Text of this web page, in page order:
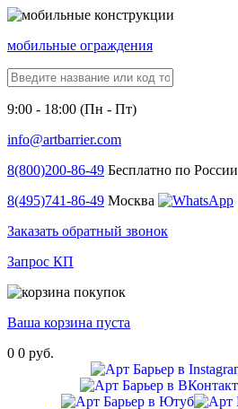
мобильные ограждения
9:00 - 18:00 (Пн - Пт)
info@artbarrier.com
8(800)200-86-49 Бесплатно по России
8(495)741-86-49 Москва
Заказать обратный звонок
Запрос КП
Ваша корзина пуста
0 0 руб.